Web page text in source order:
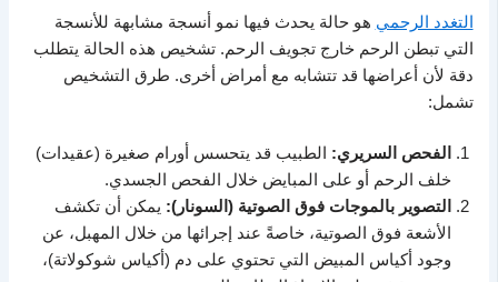
التغدد الرحمي هو حالة يحدث فيها نمو أنسجة مشابهة للأنسجة
التي تبطن الرحم خارج تجويف الرحم. تشخيص هذه الحالة يتطلب
دقة لأن أعراضها قد تتشابه مع أمراض أخرى. طرق التشخيص
تشمل:
الفحص السريري: الطبيب قد يتحسس أورام صغيرة (عقيدات)
خلف الرحم أو على المبايض خلال الفحص الجسدي.
التصوير بالموجات فوق الصوتية (السونار): يمكن أن تكشف
الأشعة فوق الصوتية، خاصةً عند إجرائها من خلال المهبل، عن
وجود أكياس المبيض التي تحتوي على دم (أكياس شوكولاتة)،